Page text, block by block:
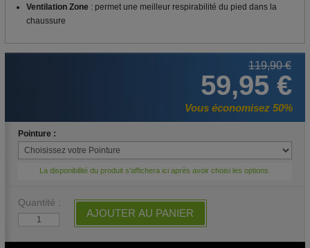
Ventilation Zone : permet une meilleur respirabilité du pied dans la
chaussure
119,90 €
59,95 €
Vous économisez 50%
Pointure :
La disponibilité du produit s'affichera ici après avoir choisi les options.
Quantité :
AJOUTER AU PANIER